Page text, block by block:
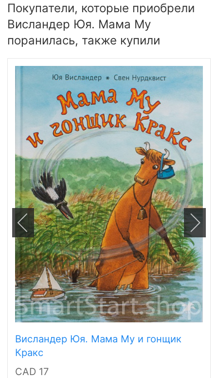
Покупатели, которые приобрели
Висландер Юя. Мама Му
поранилась, также купили
Висландер Юя. Мама Му и гонщик
Кракс
CAD 17